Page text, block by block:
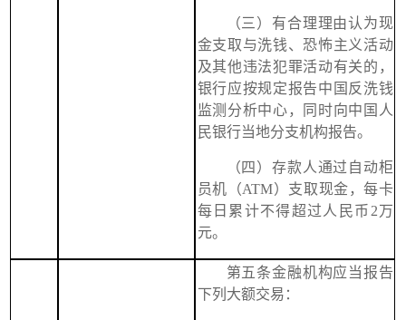
（三）有合理理由认为现
金支取与洗钱、恐怖主义活动
及其他违法犯罪活动有关的，
银行应按规定报告中国反洗钱
监测分析中心，同时向中国人
民银行当地分支机构报告。
（四）存款人通过自动柜
员机（ATM）支取现金，每卡
每日累计不得超过人民币2万
元。
第五条金融机构应当报告
下列大额交易：